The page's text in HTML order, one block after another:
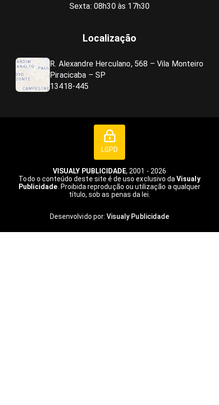
Sexta: 08h30 às 17h30
Localização
R. Alexandre Herculano, 568 – Vila Monteiro
Piracicaba – SP
13418-445
LGPD
VISUALY PUBLICIDADE, 2001 - 2026
Todo o conteúdo deste site é de uso exclusivo daVisualy
Publicidade. Proibida reprodução ou utilização a qualquer
título, sob as penas da lei.
Desenvolvido por: Visualy Publicidade